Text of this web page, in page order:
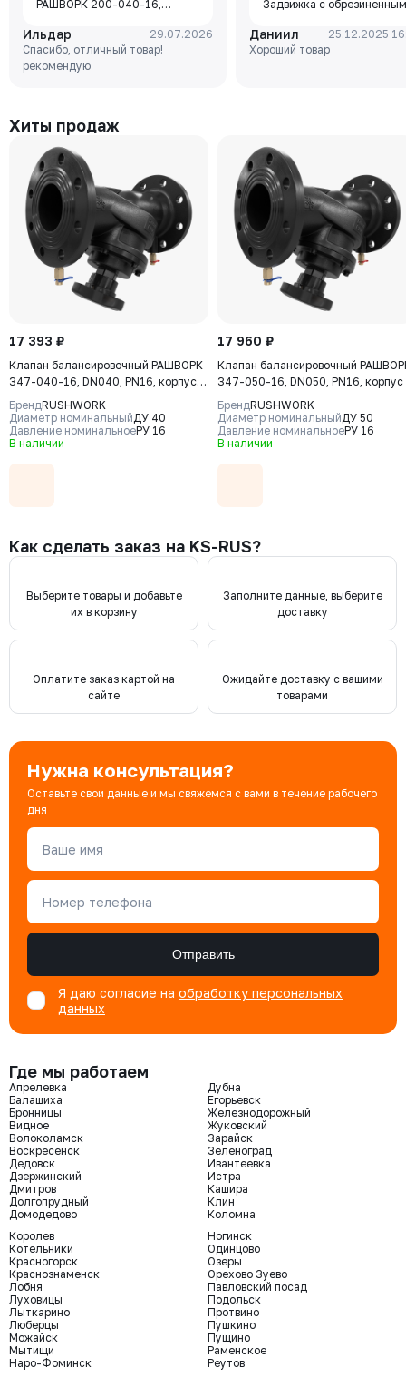
РАШВОРК 200-040-16,
250 (GG25), диск - GJS-400-
15 (GGG40), уплотнение -
EPDM, М/Ф, рукоятка
Ильдар
29.07.2026
Спасибо, отличный товар!
рекомендую
Задвижка с обрезиненным
чугун, клин-EPDM,
Tmax=110°C Ф/Ф
Даниил
25.12.2025
Хороший товар
Хиты продаж
17 393 ₽
Клапан балансировочный РАШВОРК
347-040-16, DN040, PN16, корпус -
чугун GJS-400-15 (GGG40), клапан
- нерж. сталь CF8, уплотнение -
EPDM, Ф/Ф
БрендRUSHWORK
Диаметр номинальныйДУ 40
Давление номинальноеРУ 16
В наличии
17 960 ₽
Клапан балансировочный
347-050-16, DN050, PN16,
чугун GJS-400-15 (GGG40),
- нерж. сталь CF8, уплотнение -
EPDM, Ф/Ф
БрендRUSHWORK
Диаметр номинальныйДУ 50
Давление номинальноеРУ 16
В наличии
Как сделать заказ на KS-RUS?
Выберите товары и добавьте
их в корзину
Заполните данные, выберите
доставку
Оплатите заказ картой на
сайте
Ожидайте доставку с вашими
товарами
Нужна консультация?
Оставьте свои данные и мы свяжемся с вами в течение рабочего
дня
Ваше имя
Номер телефона
Отправить
Я даю согласие на обработку персональных
данных
Где мы работаем
Апрелевка
Балашиха
Бронницы
Видное
Волоколамск
Воскресенск
Дедовск
Дзержинский
Дмитров
Долгопрудный
Домодедово
Дубна
Егорьевск
Железнодорожный
Жуковский
Зарайск
Зеленоград
Ивантеевка
Истра
Кашира
Клин
Коломна
Королев
Котельники
Красногорск
Краснознаменск
Лобня
Луховицы
Лыткарино
Люберцы
Можайск
Мытищи
Наро-Фоминск
Ногинск
Одинцово
Озеры
Орехово Зуево
Павловский посад
Подольск
Протвино
Пушкино
Пущино
Раменское
Реутов